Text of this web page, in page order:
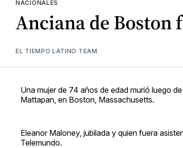
NACIONALES
Anciana de Boston
EL TIEMPO LATINO TEAM
Una mujer de 74 años de edad murió luego
Mattapan, en Boston, Massachusetts.
Eleanor Maloney, jubilada y quien fuera
Telemundo.